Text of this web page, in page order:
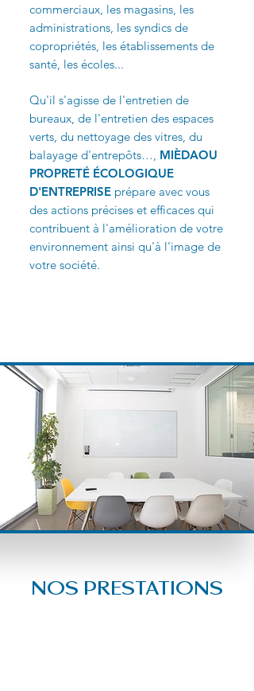
commerciaux, les magasins, les
administrations, les syndics de
copropriétés, les établissements de
santé, les écoles...
Qu'il s'agisse de l'entretien de
bureaux, de l'entretien des espaces
verts, du nettoyage des vitres, du
balayage d'entrepôts…, MIÈDAOU
PROPRETÉ ÉCOLOGIQUE
D'ENTREPRISE prépare avec vous
des actions précises et efficaces qui
contribuent à l'amélioration de votre
environnement ainsi qu'à l'image de
votre société.
NOS PRESTATIONS